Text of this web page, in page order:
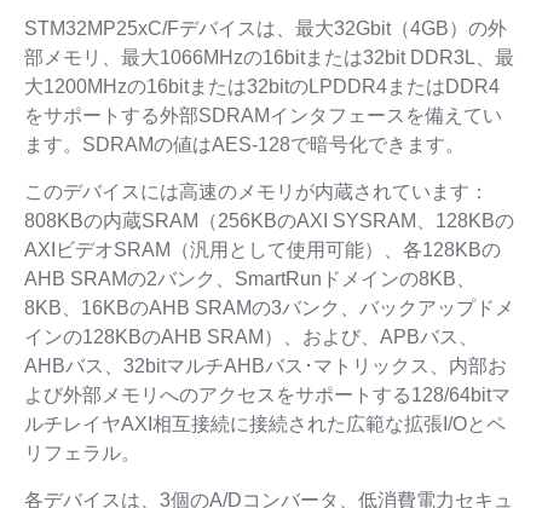
STM32MP25xC/Fデバイスは、最大32Gbit（4GB）の外
部メモリ、最大1066MHzの16bitまたは32bit DDR3L、最
大1200MHzの16bitまたは32bitのLPDDR4またはDDR4
をサポートする外部SDRAMインタフェースを備えてい
ます。SDRAMの値はAES-128で暗号化できます。
このデバイスには高速のメモリが内蔵されています：
808KBの内蔵SRAM（256KBのAXI SYSRAM、128KBの
AXIビデオSRAM（汎用として使用可能）、各128KBの
AHB SRAMの2バンク、SmartRunドメインの8KB、
8KB、16KBのAHB SRAMの3バンク、バックアップドメ
インの128KBのAHB SRAM）、および、APBバス、
AHBバス、32bitマルチAHBバス･マトリックス、内部お
よび外部メモリへのアクセスをサポートする128/64bitマ
ルチレイヤAXI相互接続に接続された広範な拡張I/Oとペ
リフェラル。
各デバイスは、3個のA/Dコンバータ、低消費電力セキュ